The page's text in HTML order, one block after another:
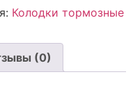
Колодки тормозные
(0)